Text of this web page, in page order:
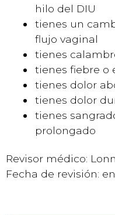
hilo del DIU
tienes un
flujo vaginal
tienes
tienes fiebre o
tienes dolor
tienes dolor
tienes
prolongado
Revisor médico:
Fecha de revisión: